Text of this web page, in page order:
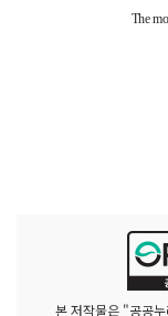
본 저작물은 "공공